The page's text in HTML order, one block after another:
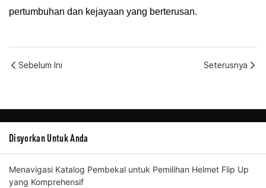
pertumbuhan dan kejayaan yang berterusan.
Sebelum Ini Seterusnya
Disyorkan Untuk Anda
Menavigasi Katalog Pembekal untuk Pemilihan Helmet Flip Up
yang Komprehensif